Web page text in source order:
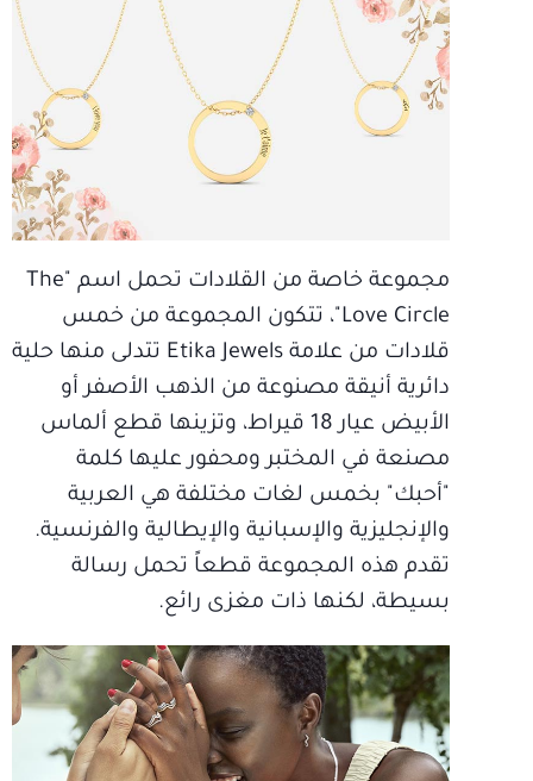
مجموعة خاصة من القلادات تحمل اسم "The
Love Circle"، تتكون المجموعة من خمس
قلادات من علامة Etika Jewels تتدلى منها حلية
دائرية أنيقة مصنوعة من الذهب الأصفر أو
الأبيض عيار 18 قيراط، وتزينها قطع ألماس
مصنعة في المختبر ومحفور عليها كلمة
"أحبك" بخمس لغات مختلفة هي العربية
والإنجليزية والإسبانية والإيطالية والفرنسية.
تقدم هذه المجموعة قطعاً تحمل رسالة
بسيطة، لكنها ذات مغزى رائع.